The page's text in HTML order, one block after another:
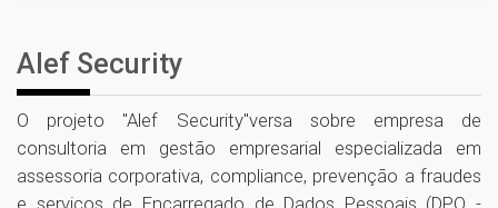
Alef Security
O projeto "Alef Security"versa sobre empresa de
consultoria em gestão empresarial especializada em
assessoria corporativa, compliance, prevenção a fraudes